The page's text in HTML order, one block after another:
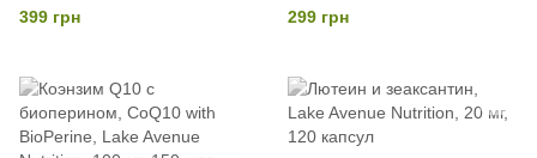
мг, 90 капсул
399 грн
60 капсул
299 грн